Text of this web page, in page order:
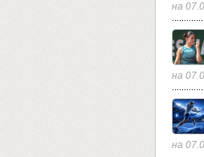
на
на
на